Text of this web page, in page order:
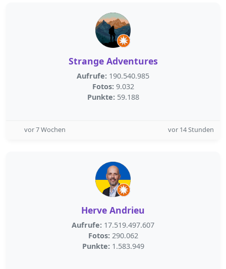
Strange Adventures
Aufrufe: 190.540.985
Fotos: 9.032
Punkte: 59.188
vor 7 Wochen vor 14 Stunden
Herve Andrieu
Aufrufe: 17.519.497.607
Fotos: 290.062
Punkte: 1.583.949